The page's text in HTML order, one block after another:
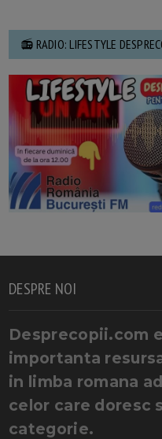
📻 RADIO: LIFESTYLE
DESPRE NOI
Desprecopii.com
importanta
in limba romana
celor care doresc
categorie.